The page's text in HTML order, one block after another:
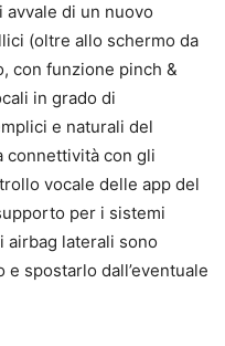
avvale di un nuovo
(oltre allo schermo da
con funzione pinch &
in grado di
e naturali del
connettività con gli
vocale delle app del
per i sistemi
airbag laterali sono
spostarlo dall’eventuale